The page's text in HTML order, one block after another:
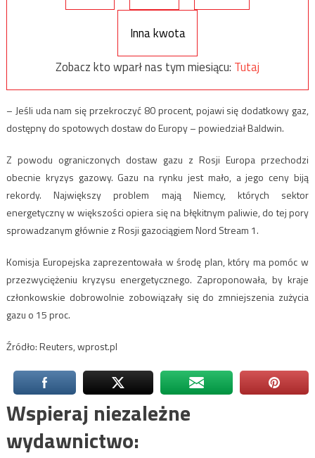
Inna kwota
Zobacz kto wparł nas tym miesiącu: Tutaj
– Jeśli uda nam się przekroczyć 80 procent, pojawi się dodatkowy gaz,
dostępny do spotowych dostaw do Europy – powiedział Baldwin.
Z powodu ograniczonych dostaw gazu z Rosji Europa przechodzi
obecnie kryzys gazowy. Gazu na rynku jest mało, a jego ceny biją
rekordy. Największy problem mają Niemcy, których sektor
energetyczny w większości opiera się na błękitnym paliwie, do tej pory
sprowadzanym głównie z Rosji gazociągiem Nord Stream 1.
Komisja Europejska zaprezentowała w środę plan, który ma pomóc w
przezwyciężeniu kryzysu energetycznego. Zaproponowała, by kraje
członkowskie dobrowolnie zobowiązały się do zmniejszenia zużycia
gazu o 15 proc.
Źródło: Reuters, wprost.pl
Wspieraj niezależne
wydawnictwo: